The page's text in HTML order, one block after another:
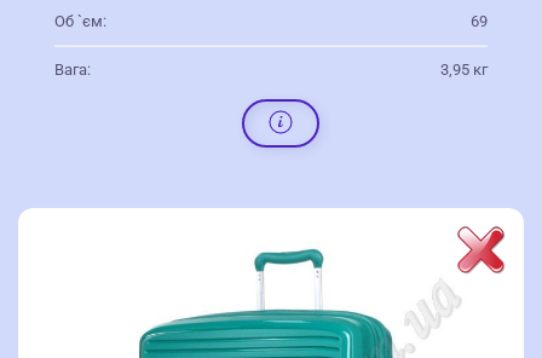
Об `єм: 69
Вага: 3,95 кг